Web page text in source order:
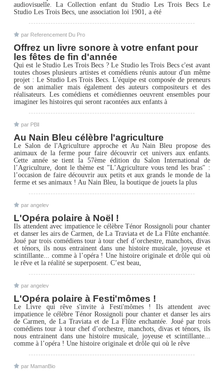
audiovisuelle. La Collection enfant du Studio Les Trois Becs Le
Studio Les Trois Becs, une association loi 1901, a été
par Referencement Du Pro
Offrez un livre sonore à votre enfant pour
les fêtes de fin d'année
Qui est le Studio Les Trois Becs ? Le Studio les Trois Becs c'est avant
toutes choses plusieurs artistes et comédiens réunis autour d'un même
projet : Le Studio Les Trois Becs. L'équipe est composée de preneurs
de son animalier mais également des auteurs compositeurs et des
réalisateurs. Les comédiens et comédiennes oeuvrent ensembles pour
imaginer les histoires qui seront racontées aux enfants à
par PBll
Au Nain Bleu célèbre l'agriculture
Le Salon de l'Agriculture approche et Au Nain Bleu propose des
animaux de la ferme pour faire découvrir cet univers aux enfants.
Cette année se tient la 57ème édition du Salon International de
l’Agriculture, dont le thème est "L’Agriculture vous tend les bras" :
l’occasion de faire découvrir aux petits et aux grands le monde de la
ferme et ses animaux ! Au Nain Bleu, la boutique de jouets la plus
par angelev
L'Opéra polaire à Noël !
Ils attendent avec impatience le célèbre Ténor Rossignoli pour chanter
et danser les airs de Carmen, de La Traviata et de La Flûte enchantée.
Joué par trois comédiens tour à tour chef d’orchestre, manchots, divas
et ténors, ils nous entrainent dans une histoire musicale, joyeuse et
scintillante... comme à l’opéra ! Une histoire originale et drôle qui où
le rêve et la réalité se superposent. C’est beau,
par angelev
L'Opéra polaire à Festi'mômes !
Le Livre qui rêve s'invite à Festi'mômes ! Ils attendent avec
impatience le célèbre Ténor Rossignoli pour chanter et danser les airs
de Carmen, de La Traviata et de La Flûte enchantée. Joué par trois
comédiens tour à tour chef d’orchestre, manchots, divas et ténors, ils
nous entrainent dans une histoire musicale, joyeuse et scintillante...
comme à l’opéra ! Une histoire originale et drôle qui où le rêve
par MamanBio